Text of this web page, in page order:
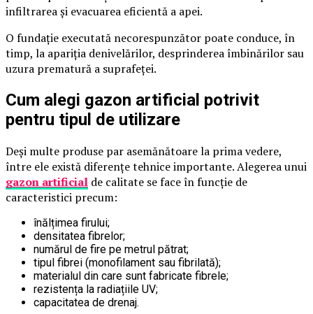
infiltrarea și evacuarea eficientă a apei.
O fundație executată necorespunzător poate conduce, în
timp, la apariția denivelărilor, desprinderea îmbinărilor sau
uzura prematură a suprafeței.
Cum alegi gazon artificial potrivit
pentru tipul de utilizare
Deși multe produse par asemănătoare la prima vedere,
între ele există diferențe tehnice importante. Alegerea unui
gazon artificial de calitate se face în funcție de
caracteristici precum:
înălțimea firului;
densitatea fibrelor;
numărul de fire pe metrul pătrat;
tipul fibrei (monofilament sau fibrilată);
materialul din care sunt fabricate fibrele;
rezistența la radiațiile UV;
capacitatea de drenaj.